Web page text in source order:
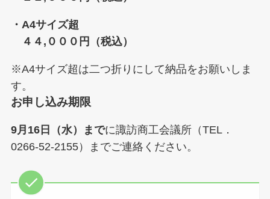
・A4サイズ超
４４,０００円（税込）
※A4サイズ超は二つ折りにして納品をお願いしま
す。
お申し込み期限
9月16日（水）までに諏訪商工会議所（TEL．
0266-52-2155）までご連絡ください。